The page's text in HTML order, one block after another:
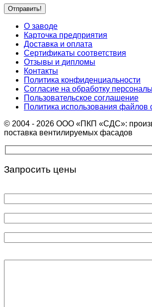
О заводе
Карточка предприятия
Доставка и оплата
Сертификаты соответствия
Отзывы и дипломы
Контакты
Политика конфиденциальности
Согласие на обработку
Пользовательское соглашение
Политика использования файлов
© 2004 - 2026 ООО «ПКП «СДС»:
поставка вентилируемых фасадов
Запросить цены